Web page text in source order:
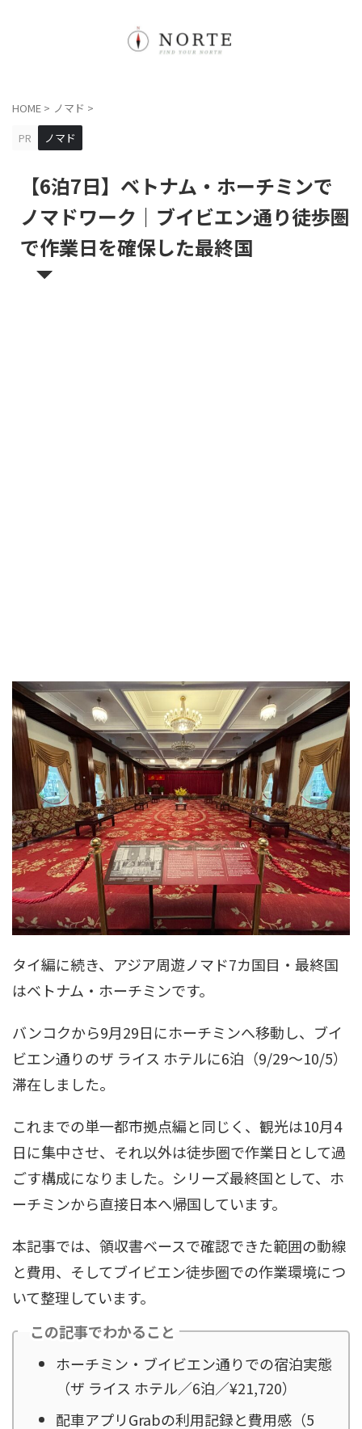
HOME > ノマド >
PR
ノマド
【6泊7日】ベトナム・ホーチミンで
ノマドワーク｜ブイビエン通り徒歩圏
で作業日を確保した最終国
タイ編に続き、アジア周遊ノマド7カ国目・最終国
はベトナム・ホーチミンです。
バンコクから9月29日にホーチミンへ移動し、ブイ
ビエン通りのザ ライス ホテルに6泊（9/29〜10/5）
滞在しました。
これまでの単一都市拠点編と同じく、観光は10月4
日に集中させ、それ以外は徒歩圏で作業日として過
ごす構成になりました。シリーズ最終国として、ホ
ーチミンから直接日本へ帰国しています。
本記事では、領収書ベースで確認できた範囲の動線
と費用、そしてブイビエン徒歩圏での作業環境につ
いて整理しています。
この記事でわかること
ホーチミン・ブイビエン通りでの宿泊実態
（ザ ライス ホテル／6泊／¥21,720）
配車アプリGrabの利用記録と費用感（5